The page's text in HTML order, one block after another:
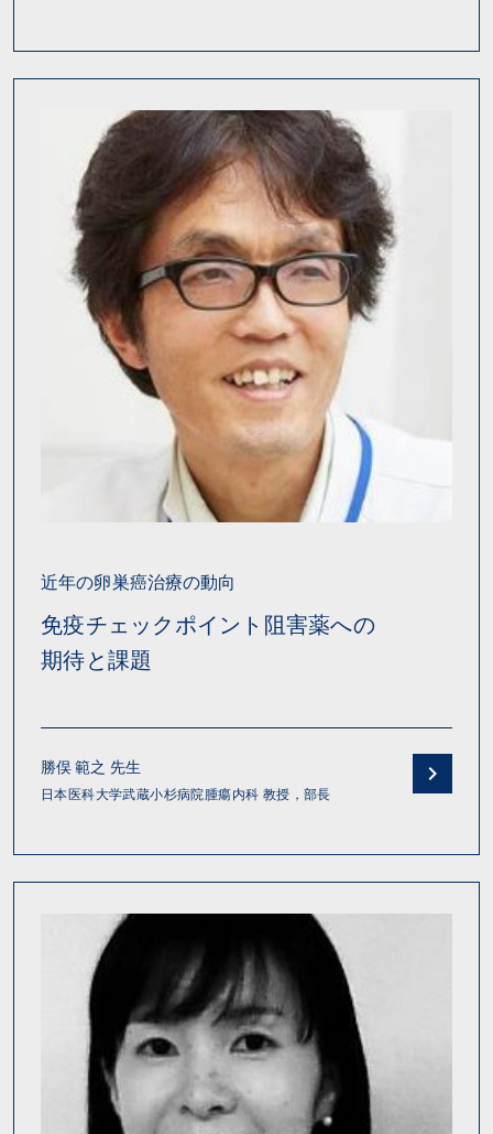
近年の卵巣癌治療の動向
免疫チェックポイント阻害薬への
期待と課題
勝俣 範之 先生
日本医科大学武蔵小杉病院腫瘍内科 教授，部長